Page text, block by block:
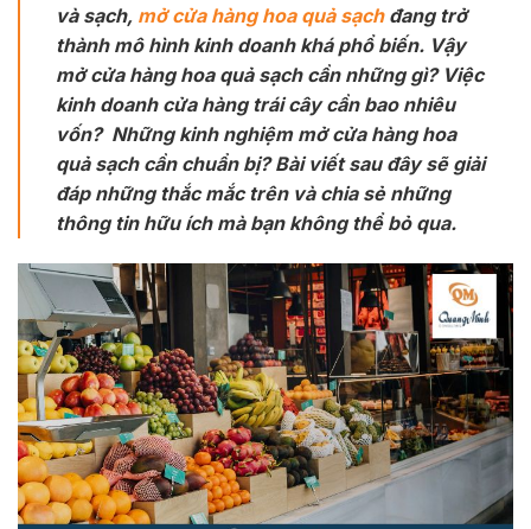
và sạch, mở cửa hàng hoa quả sạchđang trở
thành mô hình kinh doanh khá phổ biến. Vậy
mở cửa hàng hoa quả sạch cần những gì? Việc
kinh doanh cửa hàng trái cây cần bao nhiêu
vốn? Những kinh nghiệm mở cửa hàng hoa
quả sạch cần chuẩn bị? Bài viết sau đây sẽ giải
đáp những thắc mắc trên và chia sẻ những
thông tin hữu ích mà bạn không thể bỏ qua.